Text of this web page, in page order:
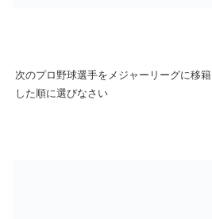
次のプロ野球選手をメジャーリーグに移籍
した順に選びなさい